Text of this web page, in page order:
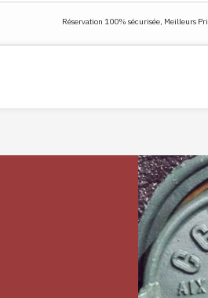
Réservation 100% sécurisée, Meilleurs